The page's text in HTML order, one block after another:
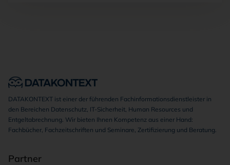
DATAKONTEXT ist einer der führenden Fachinformationsdienstleister in
den Bereichen Datenschutz, IT-Sicherheit, Human Resources und
Entgeltabrechnung. Wir bieten Ihnen Kompetenz aus einer Hand:
Fachbücher, Fachzeitschriften und Seminare, Zertifizierung und Beratung.
Partner